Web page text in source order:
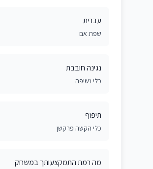
עברית
שפת אם
נגינה חובבת
כלי נשיפה
תיפוף
כלי הקשה פרקשן
מה רמת התמקצעותך במשחק